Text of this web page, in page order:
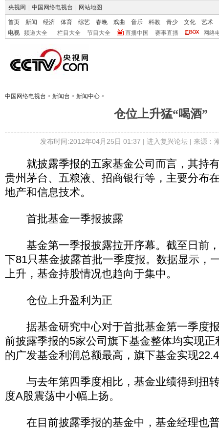
央视网 中国网络电视台 网站地图
首页 新闻 经济 体育 综艺 春晚 戏曲 音乐 科教 青少 文化
艺术
电视
频道大全 栏目大全 节目大全 直播中国 赛事直播 网络
中国网络电视台 > 新闻台 > 新闻中心 >
仓位上升猛“喝酒”
发布时间:2012年04月25日 01:37 | 进入复兴论坛| 来源：
就披露季报的五家基金公司而言，其持
贵州茅台、五粮液、招商银行等，主要分布
地产和信息技术。
首批基金一季报披露
基金第一季报披露拉开序幕。截至日前
下81只基金披露首批一季度报。数据显示，
上升，基金持股情况也趋向于集中。
仓位上升盈利为正
据基金研究中心对于首批基金第一季度
前披露季报的5家公司旗下基金整体均实现
的广发基金利润总额最高，旗下基金实现
与去年第四季度相比，基金业绩得到扭
度A股震荡中小幅上扬。
在目前披露季报的基金中，基金经理也